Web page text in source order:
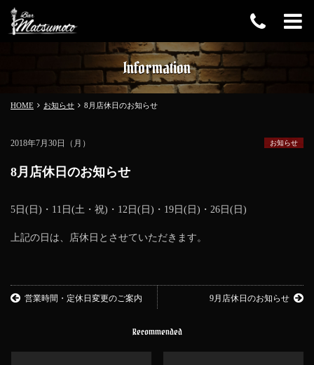
Information
HOME お知らせ 8月店休日のお知らせ
2018年7月30日（月） お知らせ
8月店休日のお知らせ
5日(日)・11日(土・祝)・12日(日)・19日(日)・26日(日)
上記の日は、店休日とさせていただきます。
営業時間・定休日変更のご案内 9月店休日のお知らせ
Recommended